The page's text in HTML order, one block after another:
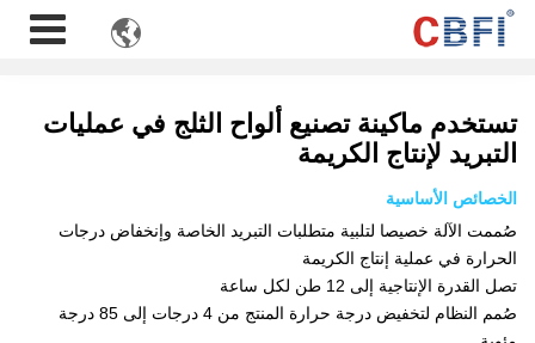

تستخدم ماكينة تصنيع ألواح الثلج في عمليات
التبريد لإنتاج الكريمة
الخصائص الأساسية
صُممت الآلة خصيصا لتلبية متطلبات التبريد الخاصة وإنخفاض درجات
الحرارة في عملية إنتاج الكريمة
تصل القدرة الإنتاجية إلى 12 طن لكل ساعة
صُمم النظام لتخفيض درجة حرارة المنتج من 4 درجات إلى 85 درجة